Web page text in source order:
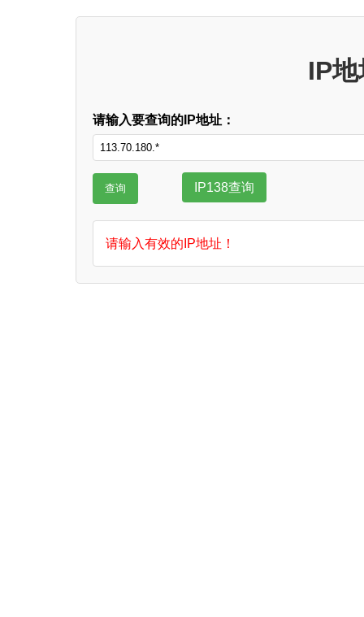
IP
请输入要查询的IP地址：
IP138查询
请输入有效的IP地址！